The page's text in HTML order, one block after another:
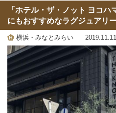
「ホテル・ザ・ノット ヨコ
にもおすすめなラグジュアリ
横浜・みなとみらい 2019.11.11